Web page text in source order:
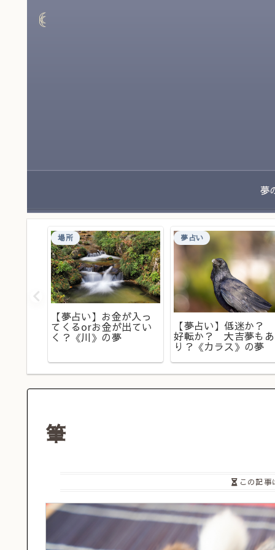
場所
【夢占い】お金が入っ
てくるorお金が出てい
く？《川》の夢
夢占い
【夢占い】低迷か？
好転か？ 大吉夢もあ
り？《カラス》の夢
筆
この記事